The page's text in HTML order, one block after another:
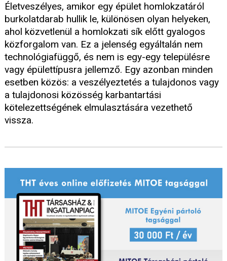
Életveszélyes, amikor egy épület homlokzatáról
burkolatdarab hullik le, különösen olyan helyeken,
ahol közvetlenül a homlokzati sík előtt gyalogos
közforgalom van. Ez a jelenség egyáltalán nem
technológiafüggő, és nem is egy-egy településre
vagy épülettípusra jellemző. Egy azonban minden
esetben közös: a veszélyeztetés a tulajdonos vagy
a tulajdonosi közösség karbantartási
kötelezettségének elmulasztására vezethető
vissza.